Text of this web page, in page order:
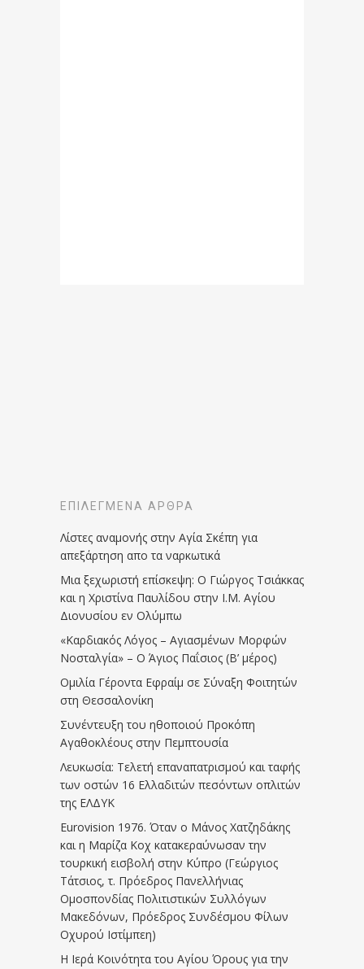
ΕΠΙΛΕΓΜΈΝΑ ΆΡΘΡΑ
Λίστες αναμονής στην Αγία Σκέπη για
απεξάρτηση απο τα ναρκωτικά
Μια ξεχωριστή επίσκεψη: Ο Γιώργος Τσιάκκας
και η Χριστίνα Παυλίδου στην Ι.Μ. Αγίου
Διονυσίου εν Ολύμπω
«Καρδιακός Λόγος – Αγιασμένων Μορφών
Νοσταλγία» – Ο Άγιος Παΐσιος (Β’ μέρος)
Ομιλία Γέροντα Εφραίμ σε Σύναξη Φοιτητών
στη Θεσσαλονίκη
Συνέντευξη του ηθοποιού Προκόπη
Αγαθοκλέους στην Πεμπτουσία
Λευκωσία: Τελετή επαναπατρισμού και ταφής
των οστών 16 Ελλαδιτών πεσόντων οπλιτών
της ΕΛΔΥΚ
Eurovision 1976. Όταν ο Μάνος Χατζηδάκης
και η Μαρίζα Κοχ κατακεραύνωσαν την
τουρκική εισβολή στην Κύπρο (Γεώργιος
Τάτσιος, τ. Πρόεδρος Πανελλήνιας
Ομοσπονδίας Πολιτιστικών Συλλόγων
Μακεδόνων, Πρόεδρος Συνδέσμου Φίλων
Οχυρού Ιστίμπεη)
Η Ιερά Κοινότητα του Αγίου Όρους για την